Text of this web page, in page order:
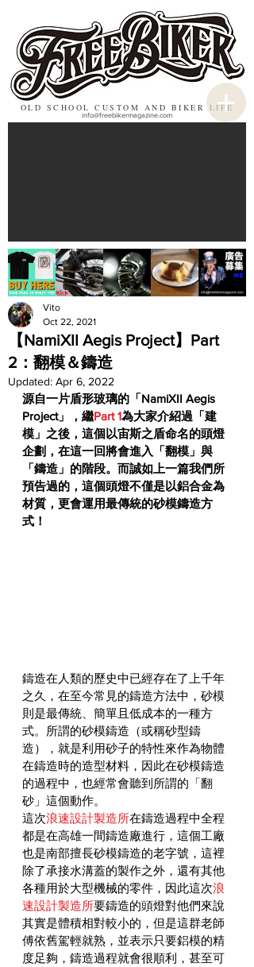
OLD SCHOOL CUSTOM AND BIKER LIFE
info@freebikermagazine.com
【NamiXII Aegis Project】Part
2：翻模＆鑄造
Vito
Oct 22, 2021
Updated: Apr 6, 2022
源自一片盾形玻璃的「NamiXII Aegis
Project」，繼Part 1為大家介紹過「建
模」之後，這個以宙斯之盾命名的頭燈
企劃，在這一回將會進入「翻模」與
「鑄造」的階段。而誠如上一篇我們所
預告過的，這個頭燈不僅是以鋁合金為
材質，更會運用最傳統的砂模鑄造方
式！
鑄造在人類的歷史中已經存在了上千年
之久，在至今常見的鑄造方法中，砂模
則是最傳統、簡單且低成本的一種方
式。所謂的砂模鑄造（或稱砂型鑄
造），就是利用砂子的特性來作為物體
在鑄造時的造型材料，因此在砂模鑄造
的過程中，也經常會聽到所謂的「翻
砂」這個動作。
這次浪速設計製造所在鑄造過程中全程
都是在高雄一間鑄造廠進行，這個工廠
也是南部擅長砂模鑄造的老字號，這裡
除了承接水溝蓋的製作之外，還有其他
各種用於大型機械的零件，因此這次浪
速設計製造所要鑄造的頭燈對他們來說
其實是體積相對較小的，但是這群老師
傅依舊駕輕就熟，並表示只要鋁模的精
度足夠，鑄造過程就會很順利，甚至可